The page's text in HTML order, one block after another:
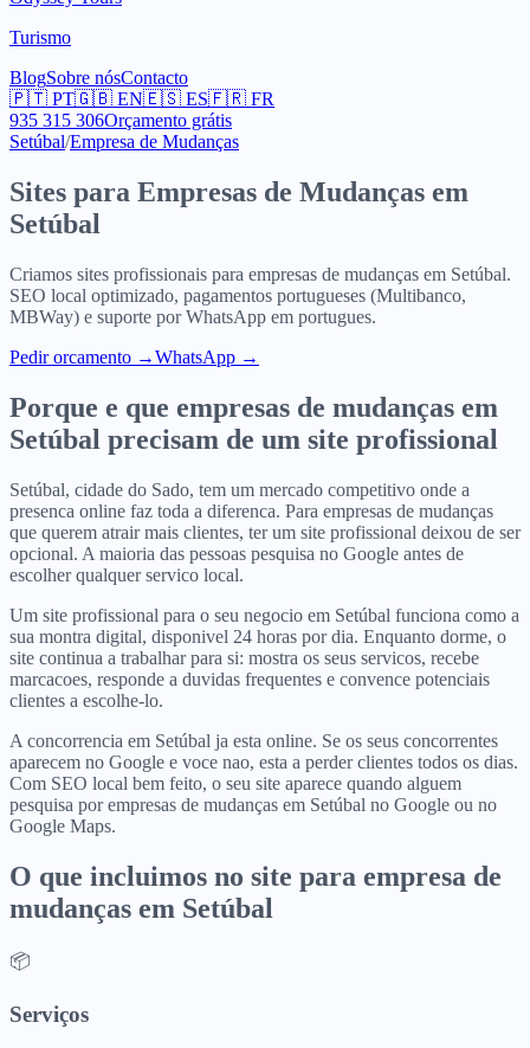
Turismo
BlogSobre nósContacto
🇵🇹 PT🇬🇧 EN🇪🇸 ES🇫🇷 FR
935 315 306Orçamento grátis
Setúbal/Empresa de Mudanças
Sites para Empresas de Mudanças em
Setúbal
Criamos sites profissionais para empresas de mudanças em Setúbal.
SEO local optimizado, pagamentos portugueses (Multibanco,
MBWay) e suporte por WhatsApp em portugues.
Pedir orcamento →WhatsApp →
Porque e que empresas de mudanças em
Setúbal precisam de um site profissional
Setúbal, cidade do Sado, tem um mercado competitivo onde a
presenca online faz toda a diferenca. Para empresas de mudanças
que querem atrair mais clientes, ter um site profissional deixou de ser
opcional. A maioria das pessoas pesquisa no Google antes de
escolher qualquer servico local.
Um site profissional para o seu negocio em Setúbal funciona como a
sua montra digital, disponivel 24 horas por dia. Enquanto dorme, o
site continua a trabalhar para si: mostra os seus servicos, recebe
marcacoes, responde a duvidas frequentes e convence potenciais
clientes a escolhe-lo.
A concorrencia em Setúbal ja esta online. Se os seus concorrentes
aparecem no Google e voce nao, esta a perder clientes todos os dias.
Com SEO local bem feito, o seu site aparece quando alguem
pesquisa por empresas de mudanças em Setúbal no Google ou no
Google Maps.
O que incluimos no site para empresa de
mudanças em Setúbal
📦
Serviços